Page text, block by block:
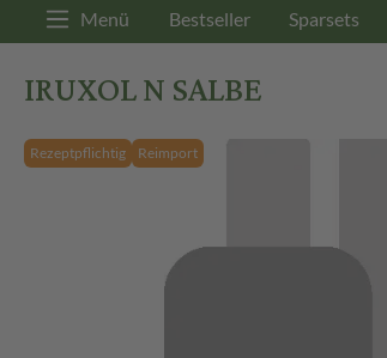
Menü Bestseller Sparsets
IRUXOL N SALBE
Rezeptpflichtig Reimport